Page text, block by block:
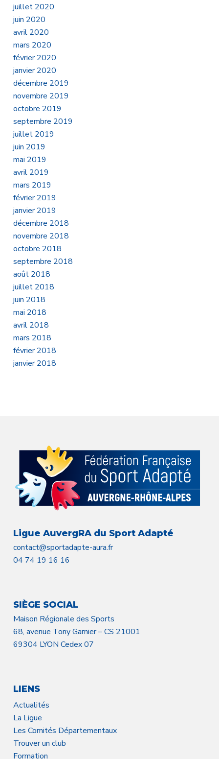
juillet 2020
juin 2020
avril 2020
mars 2020
février 2020
janvier 2020
décembre 2019
novembre 2019
octobre 2019
septembre 2019
juillet 2019
juin 2019
mai 2019
avril 2019
mars 2019
février 2019
janvier 2019
décembre 2018
novembre 2018
octobre 2018
septembre 2018
août 2018
juillet 2018
juin 2018
mai 2018
avril 2018
mars 2018
février 2018
janvier 2018
Ligue AuvergRA du Sport Adapté
contact@sportadapte-aura.fr
04 74 19 16 16
SIÈGE SOCIAL
Maison Régionale des Sports
68, avenue Tony Garnier – CS 21001
69304 LYON Cedex 07
LIENS
Actualités
La Ligue
Les Comités Départementaux
Trouver un club
Formation